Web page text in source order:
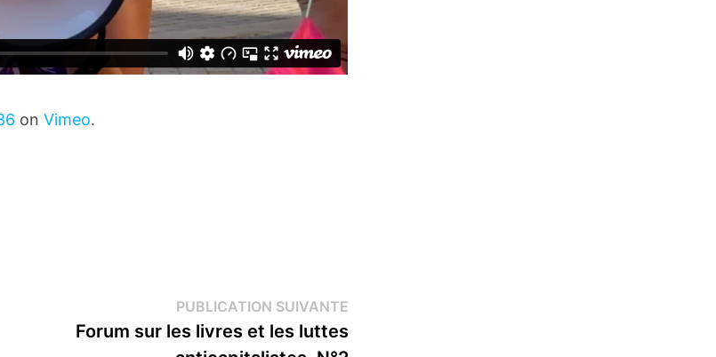
onVimeo.
PUBLICATION SUIVANTEPublication
suivante :
Forum sur les livres et les luttes